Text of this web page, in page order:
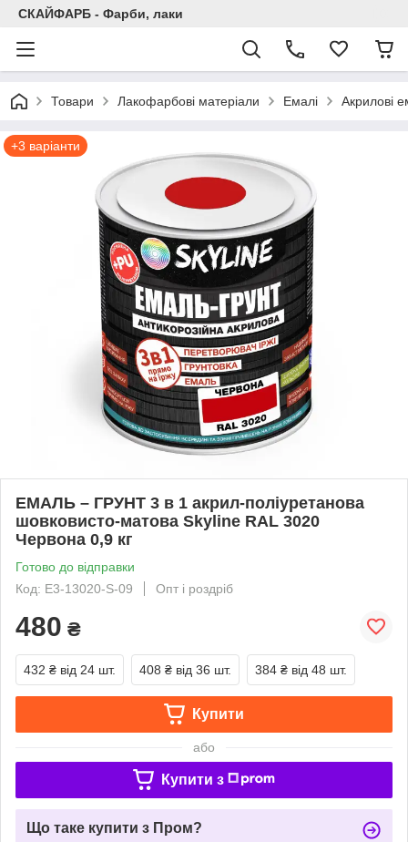
СКАЙФАРБ - Фарби, лаки
Товари Лакофарбові матеріали Емалі Акрилові
+3 варіанти
ЕМАЛЬ – ГРУНТ 3 в 1 акрил-поліуретанова
шовковисто-матова Skyline RAL 3020
Червона 0,9 кг
Готово до відправки
Код: E3-13020-S-09
Опт і роздріб
480 ₴
432 ₴ від 24 шт. 408 ₴ від 36 шт. 384 ₴ від 48 шт.
Купити
або
Купити з
Що таке купити з Пром?